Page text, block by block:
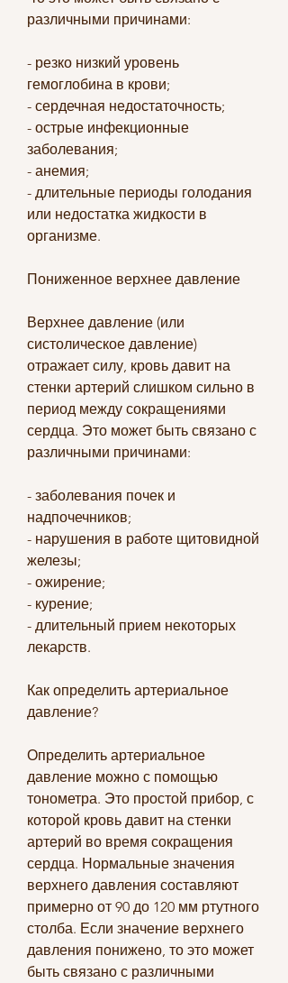
различными причинами:
- резко низкий уровень
гемоглобина в крови;
- сердечная недостаточность;
- острые инфекционные
заболевания;
- анемия;
- длительные периоды голодания
или недостатка жидкости в
организме.
Пониженное верхнее давление
Верхнее давление (или
систолическое давление)
отражает силу, кровь давит на
стенки артерий слишком сильно в
период между сокращениями
сердца. Это может быть связано с
различными причинами:
- заболевания почек и
надпочечников;
- нарушения в работе щитовидной
железы;
- ожирение;
- курение;
- длительный прием некоторых
лекарств.
Как определить артериальное
давление?
Определить артериальное
давление можно с помощью
тонометра. Это простой прибор, с
которой кровь давит на стенки
артерий во время сокращения
сердца. Нормальные значения
верхнего давления составляют
примерно от 90 до 120 мм ртутного
столба. Если значение верхнего
давления понижено, то это может
быть связано с различными